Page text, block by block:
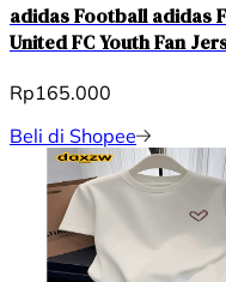
adidas Football adidas
United FC Youth Fan
Rp165.000
Beli di Shopee